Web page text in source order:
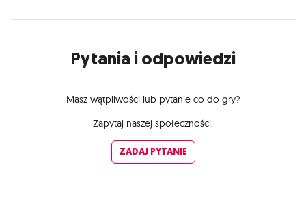
Pytania i odpowiedzi
Masz wątpliwości lub pytanie co do gry?
Zapytaj naszej społeczności.
ZADAJ PYTANIE